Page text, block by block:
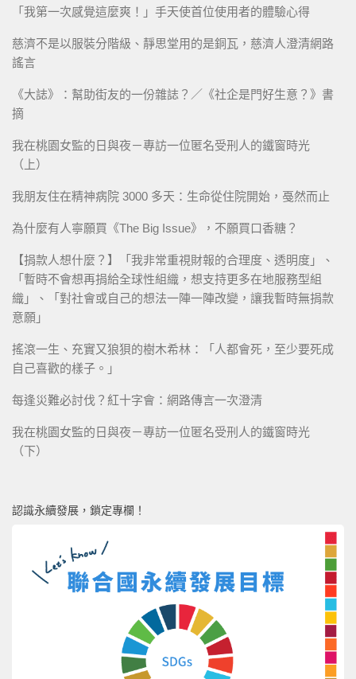
「我第一次感覺這麼爽！」手天使首位使用者的體驗心得
慈濟不是以服裝分階級、靜思堂用的是銅瓦，慈濟人澄清網路
謠言
《大誌》：幫助街友的一份雜誌？／《社企是門好生意？》書
摘
我在桃園女監的日與夜－專訪一位匿名受刑人的鐵窗時光
（上）
我朋友住在精神病院 3000 多天：生命從住院開始，戞然而止
為什麼有人寧願買《The Big Issue》，不願買口香糖？
【捐款人想什麼？】「我非常重視財報的合理度、透明度」、
「暫時不會想再捐給全球性組織，想支持更多在地服務型組
織」、「對社會或自己的想法一陣一陣改變，讓我暫時無捐款
意願」
搖滾一生、充實又狼狽的樹木希林：「人都會死，至少要死成
自己喜歡的樣子。」
每逢災難必討伐？紅十字會：網路傳言一次澄清
我在桃園女監的日與夜－專訪一位匿名受刑人的鐵窗時光
（下）
認識永續發展，鎖定專欄！